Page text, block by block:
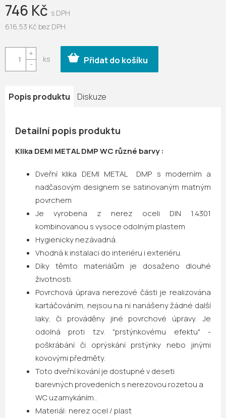
746 Kč
616,53 Kč bez DPH
cena:
Přidat do košíku
Popis produktu Diskuze
Detailní popis produktu
Klika DEMI METAL DMP WC různé barvy :
Dveřní klika DEMI METAL DMP s moderním a
nadčasovým designem se satinovaným matným
povrchem
Je vyrobena z nerez oceli DIN 1.4301
kombinovanou s vysoce odolným plastem
Hygienicky nezávadná.
Vhodná k instalaci do interiéru i exteriéru.
Díky těmto materiálům je dosaženo dlouhé
životnosti.
Povrchová úprava nerezové části je realizována
kartáčováním, nejsou na ni nanášeny žádné další
laky, či prováděny jiné povrchové úpravy. Je
odolná proti tzv. "prstýnkovému efektu" -
poškrábání či oprýskání prstýnky nebo jinými
kovovými předměty.
Toto dveřní kování je dostupné v deseti
barevných provedeních s nerezovou rozetou a
WC uzamykáním..
Materiál: nerez ocel / plast